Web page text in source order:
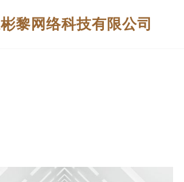
黎网络科技有限公司